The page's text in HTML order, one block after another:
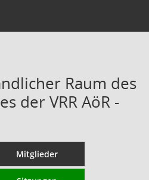
Raum des
der VRR AöR -
Mitglieder